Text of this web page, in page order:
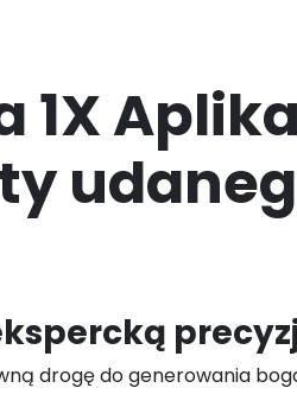
1X
drogę do generowania